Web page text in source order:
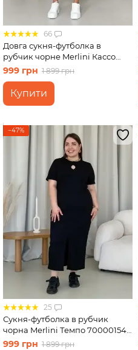
66
Довга сукня-футболка в
рубчик чорне Merlini Кассо
700000121 розмір 46-48 (L-XL)
999 грн 1 899 грн
Купити
−47%
25
Сукня-футболка в рубчик
чорна Merlini Темпо 700001541
розмір 2XL-3XL
999 грн 1 899 грн